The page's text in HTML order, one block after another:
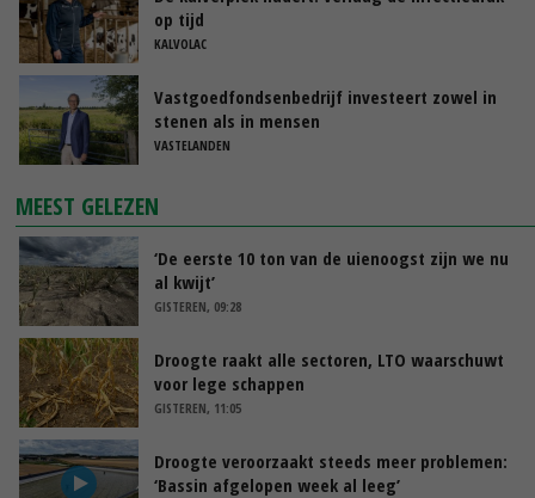
op tijd
KALVOLAC
Vastgoedfondsenbedrijf investeert zowel in
stenen als in mensen
VASTELANDEN
MEEST GELEZEN
‘De eerste 10 ton van de uienoogst zijn we nu
al kwijt’
GISTEREN, 09:28
Droogte raakt alle sectoren, LTO waarschuwt
voor lege schappen
GISTEREN, 11:05
Droogte veroorzaakt steeds meer problemen:
‘Bassin afgelopen week al leeg’